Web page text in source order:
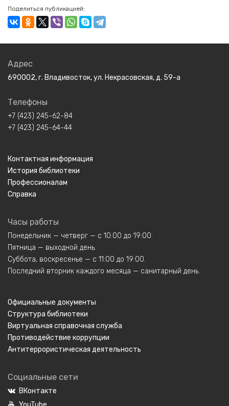
Поделиться публикацией:
Адрес
690002, г. Владивосток, ул. Некрасовская, д. 59-а
Телефоны
+7 (423) 245-62-84
+7 (423) 245-64-44
Контактная информация
История библиотеки
Профессионалам
Справка
Часы работы
Понедельник — четверг — с 10:00 до 19:00.
Пятница — выходной день.
Суббота, воскресенье — с 11:00 до 19:00.
Последний вторник каждого месяца — санитарный день.
Официальные документы
Структура библиотеки
Виртуальная справочная служба
Противодействие коррупции
Антитеррористическая деятельность
Социальные сети
ВКонтакте